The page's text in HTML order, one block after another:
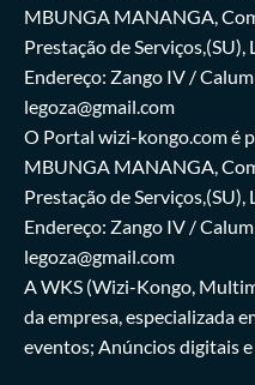
MBUNGA MANANGA,
Prestação de
Endereço: Zango IV /
legoza@gmail.com
O Portal wizi-kongo.com é
MBUNGA MANANGA,
Prestação de
Endereço: Zango IV /
legoza@gmail.com
A WKS (Wizi-Kongo,
da empresa, especializada
eventos; Anúncios digitais